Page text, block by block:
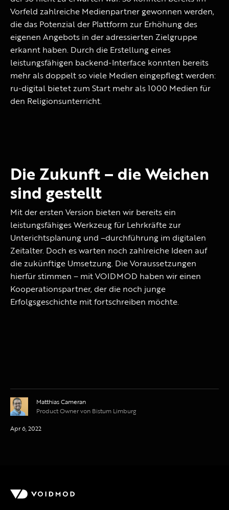
Vorfeld zahlreiche Medienpartner gewonnen werden,
die das Potenzial der Plattform zur Erhöhung des
eigenen Angebots in der adressierten Zielgruppe
erkannt haben. Durch die Erstellung eines
leistungsfähigen backend-Interface konnten bereits
mehr als doppelt so viele Medien eingepflegt werden:
ru-digital bietet zum Start mehr als 1000 Medien für
den Religionsunterricht.
Die Zukunft – die Weichen
sind gestellt
Mit der ersten Version bieten wir bereits ein
leistungsfähiges Werkzeug für Lehrkräfte zur
Unterichtsplanung und –durchführung im digitalen
Zeitalter. Doch es warten noch zahlreiche Ideen auf
die zukünftige Umsetzung. Die Voraussetzungen
hierfür stimmen – mit VOIDMOD haben wir einen
Kooperationspartner, der die noch junge
Erfolgsgeschichte mit fortschreiben möchte.
Matthias Cameran
Product Owner von Bistum Limburg
Apr 6, 2022